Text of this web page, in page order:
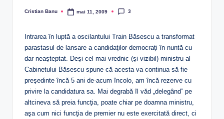
Posted
Cristian Banu mai 11, 2009 3
Intrarea în luptă a oscilantului Train Băsescu a transformat
parastasul de lansare a candidaţilor democraţi în nuntă cu
dar neaşteptat. Deşi cel mai vrednic (şi vizibil) ministru al
Cabinetului Băsescu spune că acesta va continua să fie
preşedinte încă 5 ani de-acum încolo, am încă rezerve cu
privire la candidatura sa. Mai degrabă îl văd „delegând” pe
altcineva să preia funcţia, poate chiar pe doamna ministru,
aşa cum nici funcţia de premier nu este exercitată direct, ci